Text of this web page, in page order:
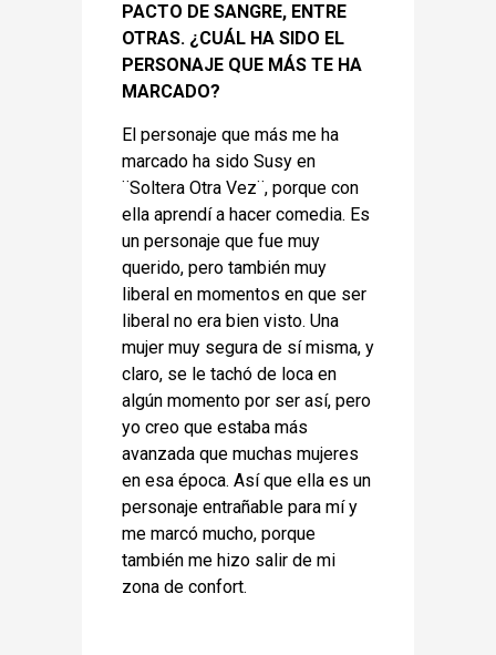
PACTO DE SANGRE, ENTRE
OTRAS. ¿CUÁL HA SIDO EL
PERSONAJE QUE MÁS TE HA
MARCADO?
El personaje que más me ha
marcado ha sido Susy en
¨Soltera Otra Vez¨, porque con
ella aprendí a hacer comedia. Es
un personaje que fue muy
querido, pero también muy
liberal en momentos en que ser
liberal no era bien visto. Una
mujer muy segura de sí misma, y
claro, se le tachó de loca en
algún momento por ser así, pero
yo creo que estaba más
avanzada que muchas mujeres
en esa época. Así que ella es un
personaje entrañable para mí y
me marcó mucho, porque
también me hizo salir de mi
zona de confort.